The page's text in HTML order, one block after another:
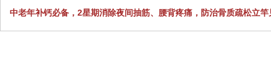
中老年补钙必备，2星期消除夜间抽筋、腰背疼痛，防治骨质疏松立竿